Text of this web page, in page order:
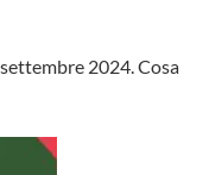
2024. Cosa